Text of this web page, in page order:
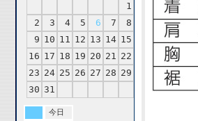
1
2
3 4 5 6 7
8
9 10 11 12 13 14 15
16 17 18 19 20 21 22
23 24 25 26 27 28 29
30 31
今日